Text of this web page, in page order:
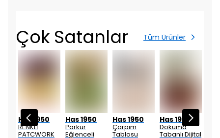
Çok Satanlar Tüm Ürünler
Has 1950
RENKLİ
PATCWORK
Has 1950
Parkur
Eğlenceli
Has 1950
Çarpım
Tablosu
Has 1950
Dokuma
Tabanlı Dijital